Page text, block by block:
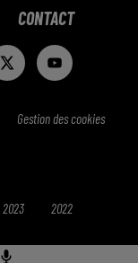
CONTACT
Gestion des cookies
2023 2022